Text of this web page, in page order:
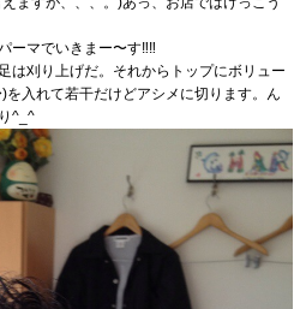
ーマでいきまー〜す‼︎‼︎
は刈り上げだ。それからトップにボリュー
入れて若干だけどアシメに切ります。ん
^_^